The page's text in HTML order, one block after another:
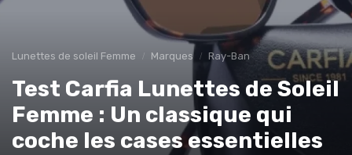
Lunettes de soleil Femme Marques Ray-Ban
Test Carfia Lunettes de Soleil
Femme : Un classique qui
coche les cases essentielles